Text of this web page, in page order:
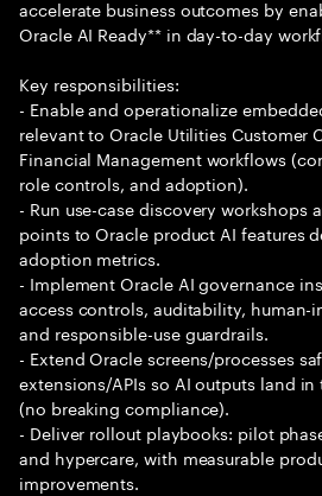
accelerate business outcomes by
Oracle AI Ready** in day-to-day
Key responsibilities:
- Enable and operationalize
relevant to Oracle Utilities Customer
Financial Management workflows
role controls, and adoption).
- Run use-case discovery workshops
points to Oracle product AI features
adoption metrics.
- Implement Oracle AI governance
access controls, auditability, human-
and responsible-use guardrails.
- Extend Oracle screens/processes
extensions/APIs so AI outputs land
(no breaking compliance).
- Deliver rollout playbooks: pilot
and hypercare, with measurable
improvements.